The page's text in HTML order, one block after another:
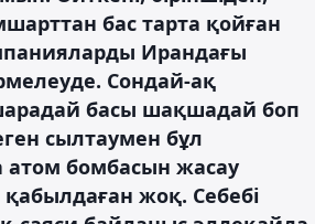
бас тарта қойған
Ирандағы
Сондай-ақ
басы шақшадай боп
сылтаумен бұл
атом бомбасын жасау
жоқ. Себебі